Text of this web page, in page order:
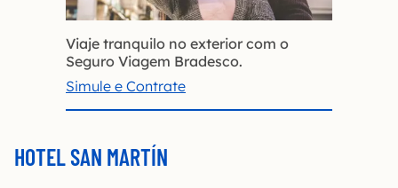
Viaje tranquilo no exterior com o
Seguro Viagem Bradesco.
Simule e Contrate
HOTEL SAN MARTÍN